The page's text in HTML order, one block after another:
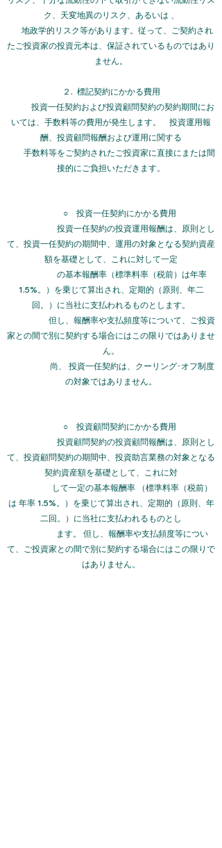
ク、天変地異のリスク、あるいは 、
地政学的リスク等があります。従って、ご契約され
たご投資家の投資元本は、保証されているものではあり
ません。
２. 標記契約にかかる費用
投資一任契約および投資顧問契約の契約期間にお
いては、手数料等の費用が発生します。 投資運用報
酬、投資顧問報酬および運用に関する
手数料等をご契約されたご投資家に直接にまたは間
接的にご負担いただきます。
○ 投資一任契約にかかる費用
投資一任契約の投資運用報酬は、原則とし
て、投資一任契約の期間中、運用の対象となる契約資産
額を基礎として、これに対して一定
の基本報酬率（標準料率（税前）は年率
1.5%。）を乗じて算出され、定期的（原則、年二
回。）に当社に支払われるものとします。
但し、報酬率や支払頻度等について、ご投資
家との間で別に契約する場合にはこの限りではありませ
ん。
尚、 投資一任契約は、クーリング･オフ制度
の対象ではありません。
○ 投資顧問契約にかかる費用
投資顧問契約の投資顧問報酬は、原則とし
て、投資顧問契約の期間中、投資助言業務の対象となる
契約資産額を基礎として、これに対
して一定の基本報酬率 （標準料率（税前）
は 年率 1.5%。）を乗じて算出され、定期的（原則、年
二回。）に当社に支払われるものとし
ます。 但し、報酬率や支払頻度等につい
て、ご投資家との間で別に契約する場合にはこの限りで
はありません。